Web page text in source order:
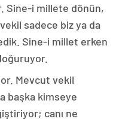
Sine-i millete dönün,
sadece biz ya da
Sine-i millet erken
Mevcut vekil
başka kimseye
canı ne